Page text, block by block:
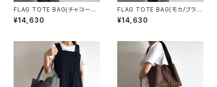
FLAG TOTE BAG(チャコール/
グレー)
¥14,630
FLAG TOTE BAG(モカ/ブラウ
ン)
¥14,630